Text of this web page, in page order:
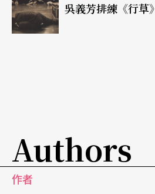
吳義芳排練《行草》
Authors
作者